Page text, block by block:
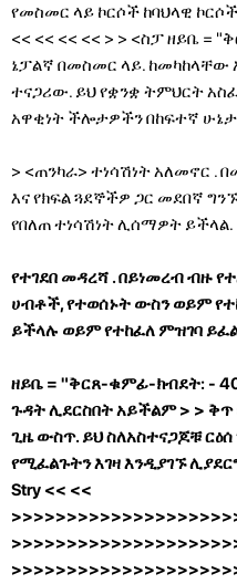
የመስመር ላይ ኮርሶች ከባህላዊ
<< << << << > > <ስፓ ዘይቤ =
ኔፓልኛ በመስመር ላይ. ከመካከላቸው
ተናጋሪው. ይህ የቋንቋ ትምህርት
አዋቂነት ችሎታዎችን በከፍተኛ ሁኔታ
> <ጠንካራ> ተነሳሽነት አለመኖር .
እና የክፍል ጓደኞችዎ ጋር መደበኛ
የበለጠ ተነሳሽነት ሊሰማዎት ይችላል.
የተገደበ መዳረሻ . በይነመረብ ብዙ
ሀብቶች, የተወሰኑት ውስን ወይም
ይችላሉ ወይም የተከፈለ ምዝገባ
ዘይቤ = "ቅርጸ-ቁምፊ-ክብደት: -
ጉዳት ሊደርስበት አይችልም> > ቅጥ
ጊዜ ውስጥ. ይህ ስለአስተናጋጆቹ
የሚፈልጉትን እገዛ እንዲያገኙ
Stry << <<